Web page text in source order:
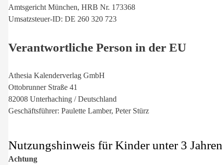
Amtsgericht München, HRB Nr. 173368
Umsatzsteuer-ID: DE 260 320 723
Verantwortliche Person in der EU
Athesia Kalenderverlag GmbH
Ottobrunner Straße 41
82008 Unterhaching / Deutschland
Geschäftsführer: Paulette Lamber, Peter Stürz
Nutzungshinweis für Kinder unter 3 Jahren
Achtung